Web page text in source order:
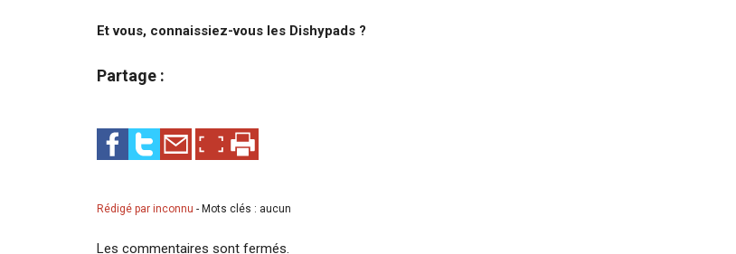
Et vous, connaissiez-vous les Dishypads ?
Partage :
Rédigé par inconnu-Mots clés : aucun
Les commentaires sont fermés.